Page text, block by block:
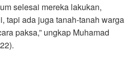
selesai mereka lakukan,
tapi ada juga tanah-tanah warga
paksa,” ungkap Muhamad